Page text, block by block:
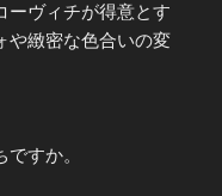
ーヴィチが得意とす
や緻密な色合いの変
すか。